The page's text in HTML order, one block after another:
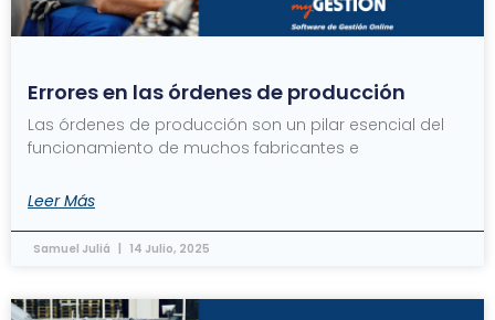
Errores en las órdenes de producción
Las órdenes de producción son un pilar esencial del
funcionamiento de muchos fabricantes e
Leer Más
Samuel Juliá 14 Julio, 2025